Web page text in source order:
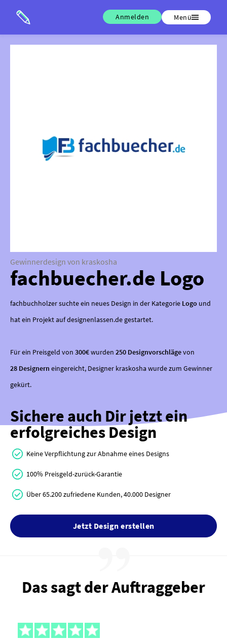
Anmelden Menü
Gewinnerdesign von kraskosha
fachbuecher.de Logo
fachbuchholzer suchte ein neues Design in der Kategorie Logo und
hat ein Projekt auf designenlassen.de gestartet.
Für ein Preisgeld von 300€wurden 250 Designvorschlägevon
28 Designern eingereicht, Designer kraskosha wurde zum Gewinner
gekürt.
Sichere auch Dir jetzt ein
erfolgreiches Design
Keine Verpflichtung zur Abnahme eines Designs
100% Preisgeld-zurück-Garantie
Über 65.200 zufriedene Kunden, 40.000 Designer
Jetzt Design erstellen
Das sagt der Auftraggeber